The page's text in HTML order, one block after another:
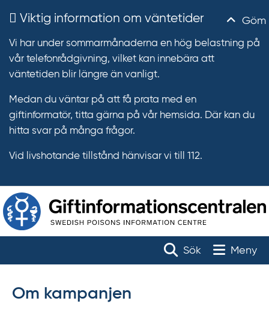
Göm
Viktig information om väntetider
Vi har under sommarmånaderna en hög belastning på
vår telefonrådgivning, vilket kan innebära att
väntetiden blir längre än vanligt.
Medan du väntar på att få prata med en
giftinformatör, titta gärna på vår hemsida. Där kan du
hitta svar på många frågor.
Vid livshotande tillstånd hänvisar vi till 112.
Sök Toggle
Meny
Om kampanjen